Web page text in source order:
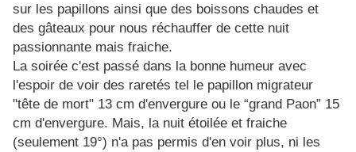
sur les papillons ainsi que des boissons chaudes et
des gâteaux pour nous réchauffer de cette nuit
passionnante mais fraiche.
La soirée c'est passé dans la bonne humeur avec
l'espoir de voir des raretés tel le papillon migrateur
"tête de mort" 13 cm d'envergure ou le “grand Paon” 15
cm d'envergure. Mais, la nuit étoilée et fraiche
(seulement 19°) n'a pas permis d'en voir plus, ni les